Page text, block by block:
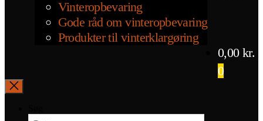
Vinteropbevaring
Gode råd om vinteropbevaring
Produkter til vinterklargøring
0,00 kr.
0